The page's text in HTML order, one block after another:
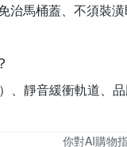
治馬桶蓋、不須裝
、靜音緩衝軌道、
你對AI購物